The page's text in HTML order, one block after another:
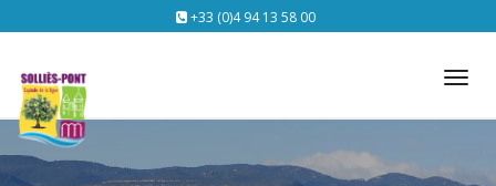
+33 (0)4 94 13 58 00